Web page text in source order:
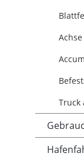
Truck